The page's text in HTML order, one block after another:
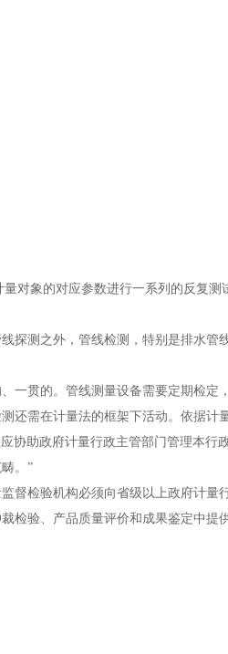
对象的对应参数进行一系列的反复测
测之外，管线检测，特别是排水管
贯的。管线测量设备需要定期检定
还需在计量法的框架下活动。依据计
协助政府计量行政主管部门管理本行
。”
检验机构必须向省级以上政府计量
检验、产品质量评价和成果鉴定中提